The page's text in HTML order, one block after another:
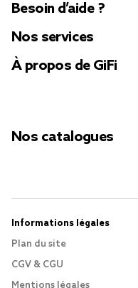
Besoin d’aide ?
Nos services
À propos de GiFi
Nos catalogues
Informations légales
Plan du site
CGV & CGU
Mentions légales